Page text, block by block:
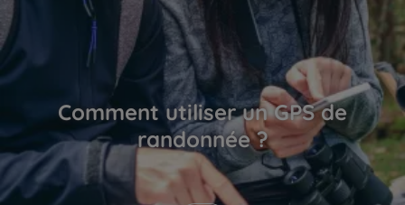
Comment utiliser un GPS de
randonnée ?